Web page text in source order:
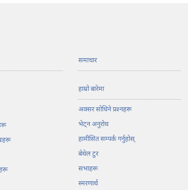
समाचार
हाम्रो बारेमा
अक्सर सोधिने प्रश्‍नहरू
भेट्‌न अनुरोध
हामीसित सम्पर्क गर्नुहोस्‌
बेथेल टुर
सभाहरू
स्मरणार्थ